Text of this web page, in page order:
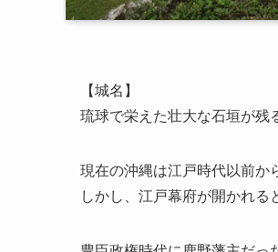
【城名】
琉球で栄えた壮大な石垣が残
現在の沖縄は江戸時代以前か
しかし、江戸幕府が開かれる